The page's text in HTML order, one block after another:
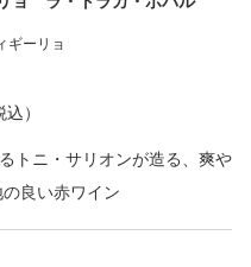
ギーリョ
込）
トニ・サリオンが造る、爽や
良い赤ワイン